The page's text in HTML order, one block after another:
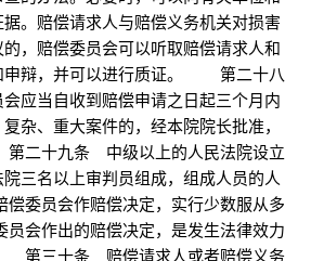
。赔偿请求人与赔偿义务机关对损害
，赔偿委员会可以听取赔偿请求人和
申辩，并可以进行质证。 第二十八
应当自收到赔偿申请之日起三个月内
杂、重大案件的，经本院院长批准，
二十九条 中级以上的人民法院设立
三名以上审判员组成，组成人员的人
员会作赔偿决定，实行少数服从多
作出的赔偿决定，是发生法律效力
第三十条 赔偿请求人或者赔偿义务